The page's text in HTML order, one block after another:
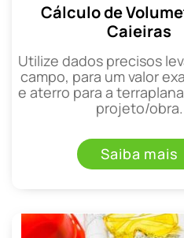
Cálculo de
Caieiras
Utilize dados precisos
campo, para um valor
e aterro para a
projeto/obra.
Saiba mais